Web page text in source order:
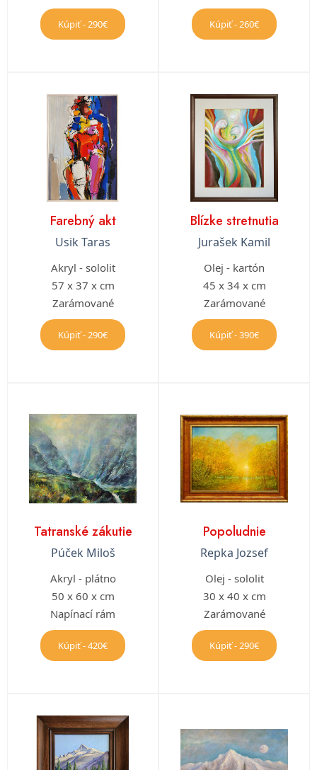
Kúpiť - 290€ Kúpiť - 260€
Farebný akt
Usik Taras
Akryl - sololit
57 x 37 x cm
Zarámované
Kúpiť - 290€
Blízke stretnutia
Jurašek Kamil
Olej - kartón
45 x 34 x cm
Zarámované
Kúpiť - 390€
Tatranské zákutie
Púček Miloš
Akryl - plátno
50 x 60 x cm
Napínací rám
Kúpiť - 420€
Popoludnie
Repka Jozsef
Olej - sololit
30 x 40 x cm
Zarámované
Kúpiť - 290€